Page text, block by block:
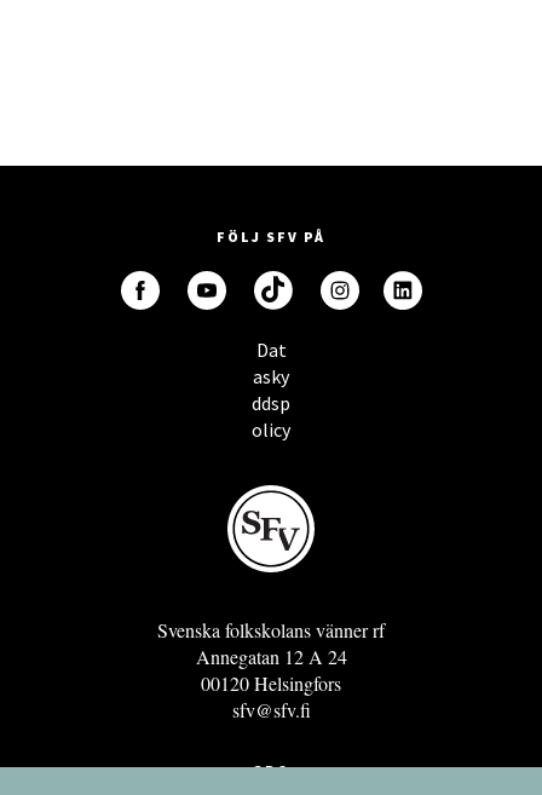
FÖLJ SFV PÅ
Dat
asky
ddsp
olicy
Svenska folkskolans vänner rf
Annegatan 12 A 24
00120 Helsingfors
sfv@sfv.fi
GRO